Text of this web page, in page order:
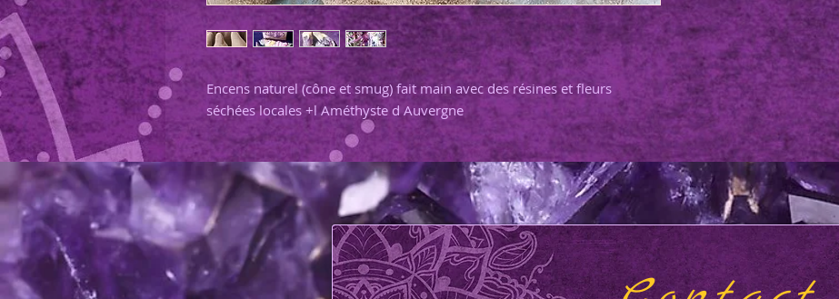
Encens naturel (cône et smug) fait main avec des résines et fleurs
séchées locales +l Améthyste d Auvergne